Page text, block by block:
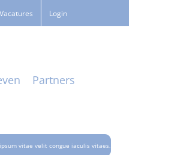
Vacatures Login
Partners
vitae velit congue iaculis vitaes.